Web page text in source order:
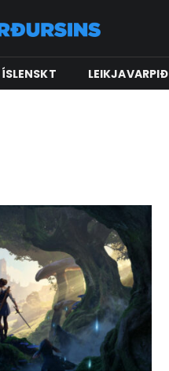
ÍSLENSKT LEIKJAVARPIÐ